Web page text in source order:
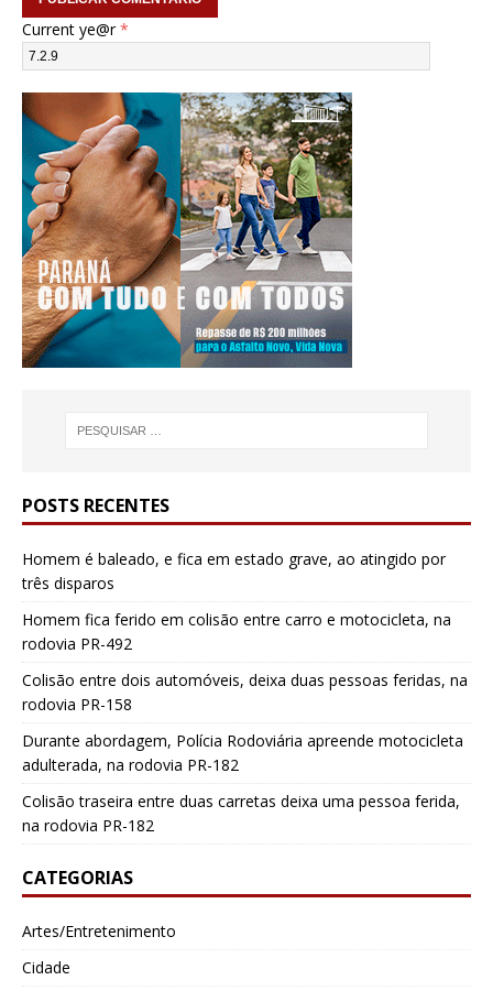
Current ye@r*
POSTS RECENTES
Homem é baleado, e fica em estado grave, ao atingido por
três disparos
Homem fica ferido em colisão entre carro e motocicleta, na
rodovia PR-492
Colisão entre dois automóveis, deixa duas pessoas feridas, na
rodovia PR-158
Durante abordagem, Polícia Rodoviária apreende motocicleta
adulterada, na rodovia PR-182
Colisão traseira entre duas carretas deixa uma pessoa ferida,
na rodovia PR-182
CATEGORIAS
Artes/Entretenimento
Cidade